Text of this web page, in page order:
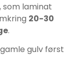
som laminat
20-30
.
gulv først